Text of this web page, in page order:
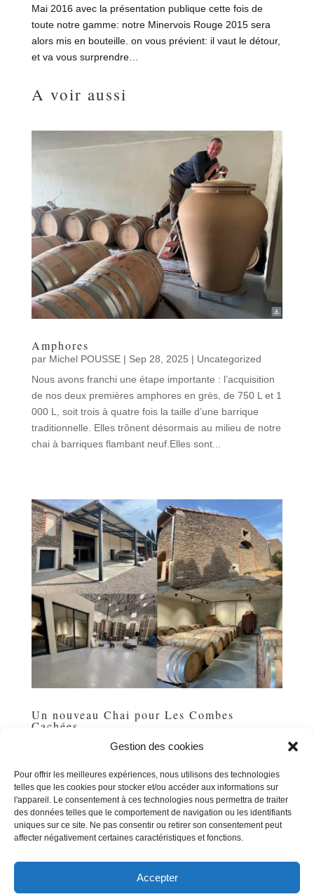
Gestion des cookies
Pour offrir les meilleures expériences, nous utilisons des technologies
telles que les cookies pour stocker et/ou accéder aux informations sur
l'appareil. Le consentement à ces technologies nous permettra de traiter
des données telles que le comportement de navigation ou les identifiants
uniques sur ce site. Ne pas consentir ou retirer son consentement peut
affecter négativement certaines caractéristiques et fonctions.
Accepter
Mai 2016 avec la présentation publique cette fois de
toute notre gamme: notre Minervois Rouge 2015 sera
alors mis en bouteille. on vous prévient: il vaut le détour,
et va vous surprendre…
A voir aussi
Amphores
par Michel POUSSE| Sep 28, 2025 | Uncategorized
Nous avons franchi une étape importante : l’acquisition
de nos deux premières amphores en grès, de 750 L et 1
000 L, soit trois à quatre fois la taille d’une barrique
traditionnelle. Elles trônent désormais au milieu de notre
chai à barriques flambant neuf.Elles sont...
Un nouveau Chai pour Les Combes
Cachées
nouveau chai de Siran, un outil de production flambant
neuf de 600 m², situé juste en face de notre chai initial.
L’enveloppe, issue de la cave coopérative de 1904,
illustre encore l’architecture viticole du début du...